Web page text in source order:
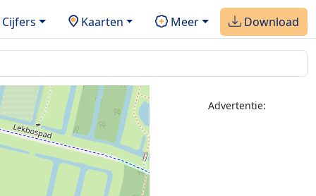
Cijfers Kaarten Meer Download
Advertentie: